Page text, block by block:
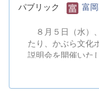
パブリック
富
８月５日（水）
たり、かぶら文化
説明会を開催いた